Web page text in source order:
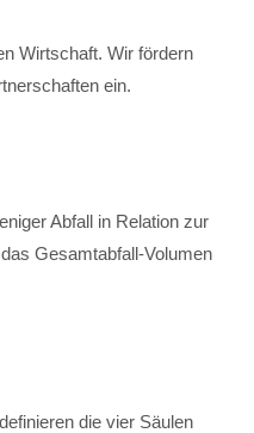
Wirtschaft. Wir fördern
ein.
Abfall in Relation zur
Gesamtabfall-Volumen
die vier Säulen